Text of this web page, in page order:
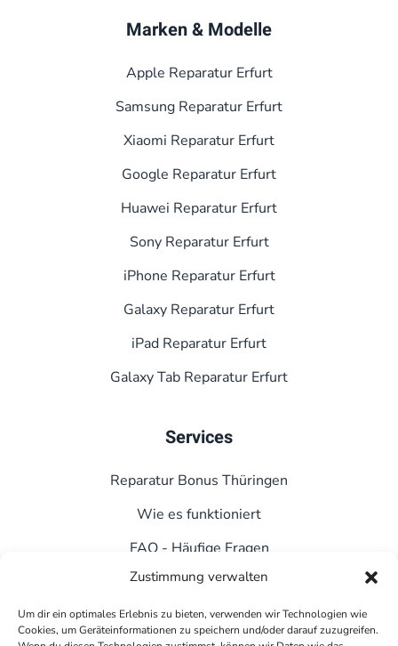
Zustimmung verwalten
Um dir ein optimales Erlebnis zu bieten, verwenden wir Technologien wie
Cookies, um Geräteinformationen zu speichern und/oder darauf zuzugreifen.
Marken & Modelle
Apple Reparatur Erfurt
Samsung Reparatur Erfurt
Xiaomi Reparatur Erfurt
Google Reparatur Erfurt
Huawei Reparatur Erfurt
Sony Reparatur Erfurt
iPhone Reparatur Erfurt
Galaxy Reparatur Erfurt
iPad Reparatur Erfurt
Galaxy Tab Reparatur Erfurt
Services
Reparatur Bonus Thüringen
Wie es funktioniert
FAQ - Häufige Fragen
Kontakt
Datenschutz